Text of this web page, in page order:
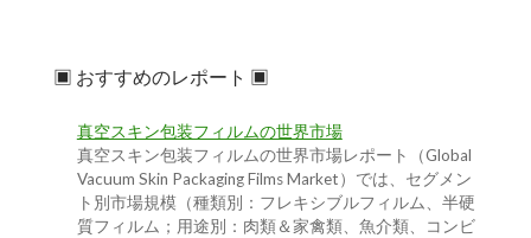
▣ おすすめのレポート ▣
真空スキン包装フィルムの世界市場
真空スキン包装フィルムの世界市場レポート（Global
Vacuum Skin Packaging Films Market）では、セグメン
ト別市場規模（種類別：フレキシブルフィルム、半硬
質フィルム；用途別：肉類＆家禽類、魚介類、コンビ